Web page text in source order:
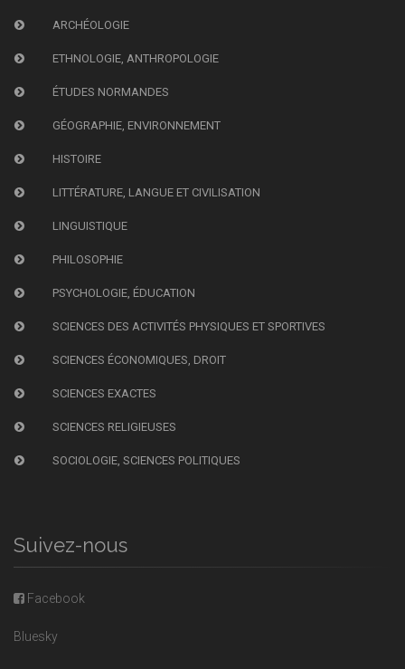
ARCHÉOLOGIE
ETHNOLOGIE, ANTHROPOLOGIE
ÉTUDES NORMANDES
GÉOGRAPHIE, ENVIRONNEMENT
HISTOIRE
LITTÉRATURE, LANGUE ET CIVILISATION
LINGUISTIQUE
PHILOSOPHIE
PSYCHOLOGIE, ÉDUCATION
SCIENCES DES ACTIVITÉS PHYSIQUES ET SPORTIVES
SCIENCES ÉCONOMIQUES, DROIT
SCIENCES EXACTES
SCIENCES RELIGIEUSES
SOCIOLOGIE, SCIENCES POLITIQUES
Suivez-nous
Facebook
Bluesky